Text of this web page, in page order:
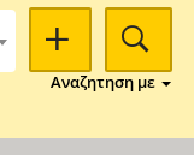
Αναζητηση με